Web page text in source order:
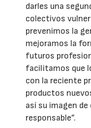
darles una
colectivos
prevenimos la
mejoramos la
futuros
facilitamos que
con la reciente
productos
así su imagen
responsable”.